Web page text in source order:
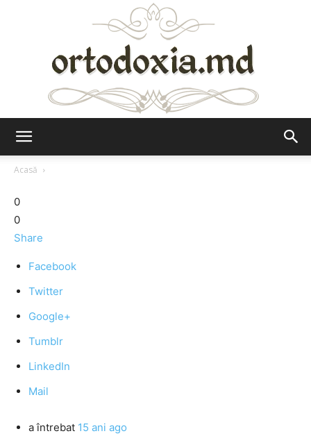
Acasă
0
0
Share
Facebook
Twitter
Google+
Tumblr
LinkedIn
Mail
a întrebat 15 ani ago